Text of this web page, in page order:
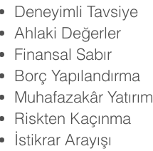
Deneyimli Tavsiye
Ahlaki Değerler
Finansal Sabır
Borç Yapılandırma
Muhafazakâr Yatırım
Riskten Kaçınma
İstikrar Arayışı